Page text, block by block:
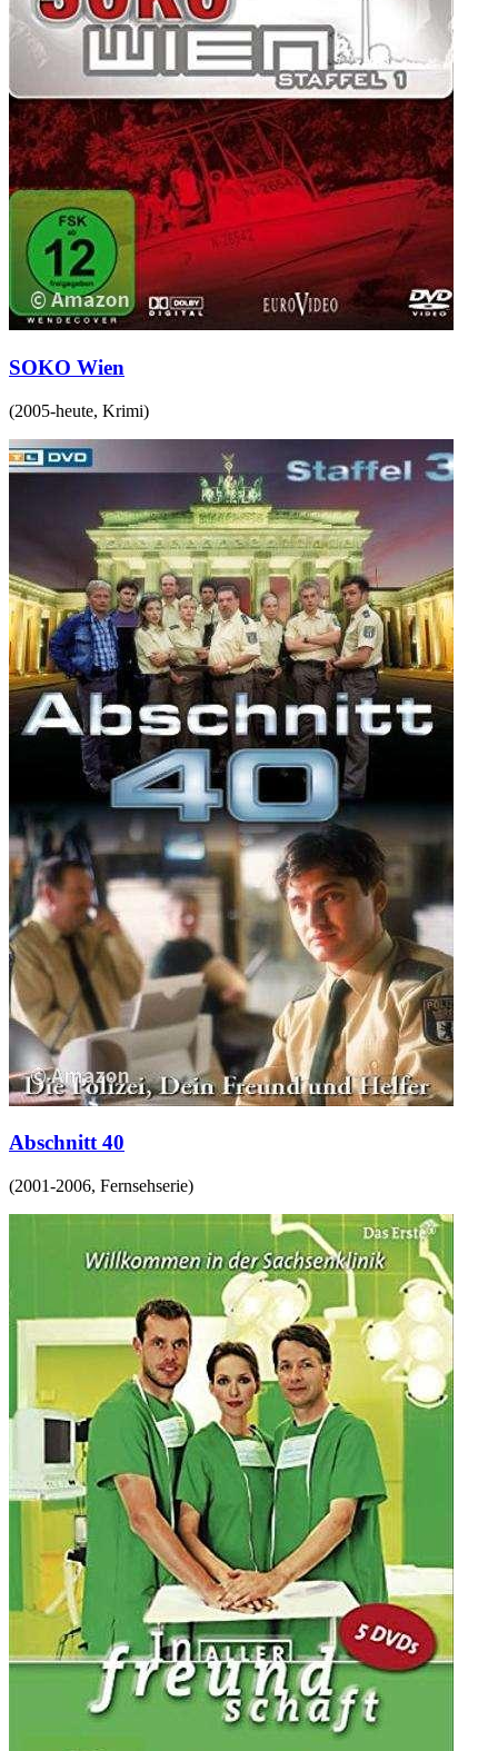
SOKO Wien
(2005-heute, Krimi)
Abschnitt 40
(2001-2006, Fernsehserie)